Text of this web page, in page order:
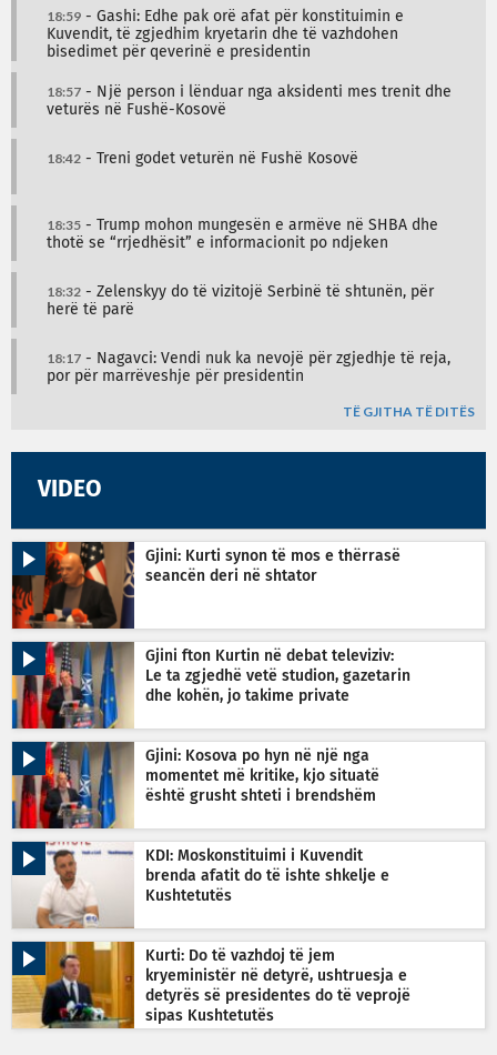
18:59 - Gashi: Edhe pak orë afat për konstituimin e
Kuvendit, të zgjedhim kryetarin dhe të vazhdohen
bisedimet për qeverinë e presidentin
18:57 - Një person i lënduar nga aksidenti mes trenit dhe
veturës në Fushë-Kosovë
18:42 - Treni godet veturën në Fushë Kosovë
18:35 - Trump mohon mungesën e armëve në SHBA dhe
thotë se “rrjedhësit” e informacionit po ndjeken
18:32 - Zelenskyy do të vizitojë Serbinë të shtunën, për
herë të parë
18:17 - Nagavci: Vendi nuk ka nevojë për zgjedhje të reja,
por për marrëveshje për presidentin
TË GJITHA TË DITËS
VIDEO
Gjini: Kurti synon të mos e thërrasë
seancën deri në shtator
Gjini fton Kurtin në debat televiziv:
Le ta zgjedhë vetë studion, gazetarin
dhe kohën, jo takime private
Gjini: Kosova po hyn në një nga
momentet më kritike, kjo situatë
është grusht shteti i brendshëm
KDI: Moskonstituimi i Kuvendit
brenda afatit do të ishte shkelje e
Kushtetutës
Kurti: Do të vazhdoj të jem
kryeministër në detyrë, ushtruesja e
detyrës së presidentes do të veprojë
sipas Kushtetutës